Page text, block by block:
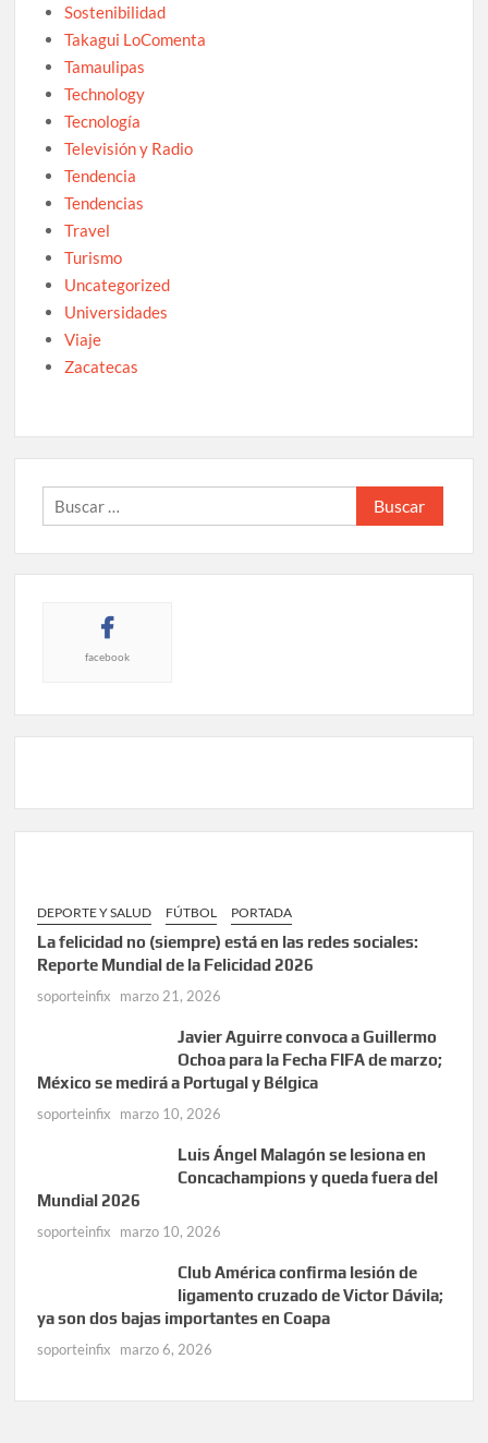
Sostenibilidad
Takagui LoComenta
Tamaulipas
Technology
Tecnología
Televisión y Radio
Tendencia
Tendencias
Travel
Turismo
Uncategorized
Universidades
Viaje
Zacatecas
Buscar:
facebook
DEPORTE Y SALUD FÚTBOL PORTADA
La felicidad no (siempre) está en las redes sociales:
Reporte Mundial de la Felicidad 2026
soporteinfix marzo 21, 2026
Javier Aguirre convoca a Guillermo
Ochoa para la Fecha FIFA de marzo;
México se medirá a Portugal y Bélgica
soporteinfix marzo 10, 2026
Luis Ángel Malagón se lesiona en
Concachampions y queda fuera del
Mundial 2026
soporteinfix marzo 10, 2026
Club América confirma lesión de
ligamento cruzado de Victor Dávila;
ya son dos bajas importantes en Coapa
soporteinfix marzo 6, 2026